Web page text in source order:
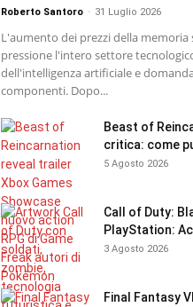
Roberto Santoro - 31 Luglio 2026
L'aumento dei prezzi della
pressione l'intero settore
dell'intelligenza artificiale e
componenti. Dopo...
Beast of
critica: come
5 Agosto 2026
Call of Duty:
PlayStation:
3 Agosto 2026
Final Fantasy